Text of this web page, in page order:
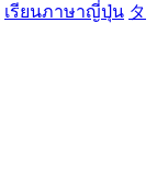
เรียนภาษาญี่ปุ่น タ